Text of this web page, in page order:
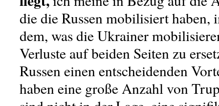
die die Russen mobilisiert haben,
dem, was die Ukrainer
Verluste auf beiden Seiten zu
Russen einen entscheidenden
haben eine große Anzahl von